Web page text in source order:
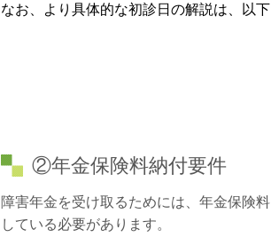
なお、より具体的な初診日の解説は、以
②年金保険料納付要件
障害年金を受け取るためには、年金保険
している必要があります。